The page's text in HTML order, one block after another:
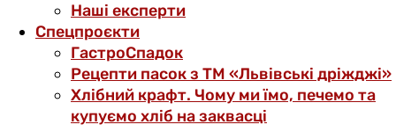
Наші експерти
Спецпроєкти
ГастроСпадок
Рецепти пасок з ТМ «Львівські дріжджі»
Хлібний крафт. Чому ми їмо, печемо та
купуємо хліб на заквасці